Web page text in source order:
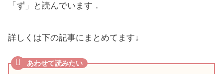
「ず」と読んでいます．
詳しくは下の記事にまとめてます↓